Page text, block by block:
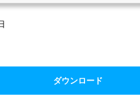
ダウンロード